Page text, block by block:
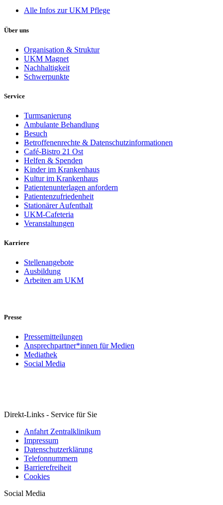
Alle Infos zur UKM Pflege
Über uns
Organisation & Struktur
UKM Magnet
Nachhaltigkeit
Schwerpunkte
Service
Turmsanierung
Ambulante Behandlung
Besuch
Betroffenenrechte & Datenschutzinformationen
Café-Bistro 21 Ost
Helfen & Spenden
Kinder im Krankenhaus
Kultur im Krankenhaus
Patientenunterlagen anfordern
Patientenzufriedenheit
Stationärer Aufenthalt
UKM-Cafeteria
Veranstaltungen
Karriere
Stellenangebote
Ausbildung
Arbeiten am UKM
Presse
Pressemitteilungen
Ansprechpartner*innen für Medien
Mediathek
Social Media
Direkt-Links - Service für Sie
Anfahrt Zentralklinikum
Impressum
Datenschutzerklärung
Telefonnummern
Barrierefreiheit
Cookies
Social Media